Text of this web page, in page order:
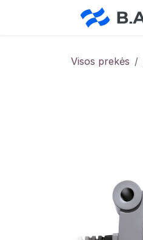
Visos prekės